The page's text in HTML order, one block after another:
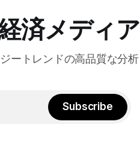
済メディア
ートレンドの高品質な分析
Subscribe